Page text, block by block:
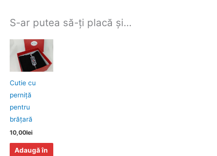
S-ar putea să-ți placă și…
Cutie cu
perniţă
pentru
brăţară
10,00lei
Adaugă în